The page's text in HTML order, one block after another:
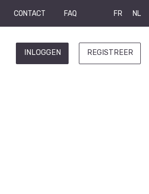
CONTACT FAQ FR NL
INLOGGEN REGISTREER